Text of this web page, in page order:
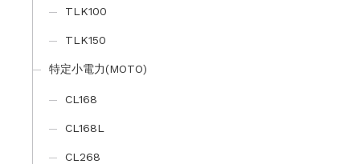
TLK100
TLK150
特定小電力(MOTO)
CL168
CL168L
CL268